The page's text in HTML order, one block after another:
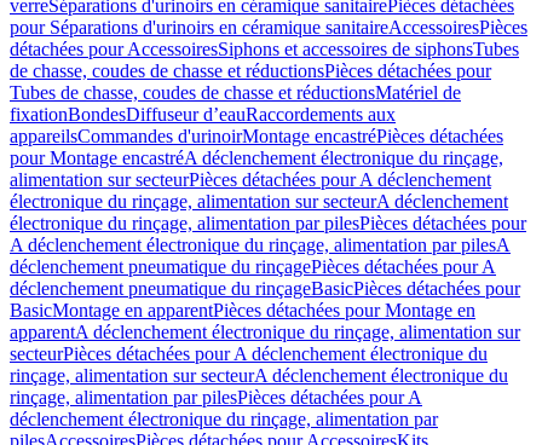
verreSéparations d'urinoirs en céramique sanitairePièces détachées
pour Séparations d'urinoirs en céramique sanitaireAccessoiresPièces
détachées pour AccessoiresSiphons et accessoires de siphonsTubes
de chasse, coudes de chasse et réductionsPièces détachées pour
Tubes de chasse, coudes de chasse et réductionsMatériel de
fixationBondesDiffuseur d’eauRaccordements aux
appareilsCommandes d'urinoirMontage encastréPièces détachées
pour Montage encastréA déclenchement électronique du rinçage,
alimentation sur secteurPièces détachées pour A déclenchement
électronique du rinçage, alimentation sur secteurA déclenchement
électronique du rinçage, alimentation par pilesPièces détachées pour
A déclenchement électronique du rinçage, alimentation par pilesA
déclenchement pneumatique du rinçagePièces détachées pour A
déclenchement pneumatique du rinçageBasicPièces détachées pour
BasicMontage en apparentPièces détachées pour Montage en
apparentA déclenchement électronique du rinçage, alimentation sur
secteurPièces détachées pour A déclenchement électronique du
rinçage, alimentation sur secteurA déclenchement électronique du
rinçage, alimentation par pilesPièces détachées pour A
déclenchement électronique du rinçage, alimentation par
pilesAccessoiresPièces détachées pour AccessoiresKits